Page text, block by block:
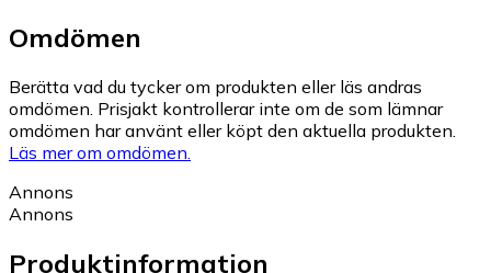
Omdömen
Berätta vad du tycker om produkten eller läs andras
omdömen. Prisjakt kontrollerar inte om de som lämnar
omdömen har använt eller köpt den aktuella produkten.
Läs mer om omdömen.
Annons
Annons
Produktinformation